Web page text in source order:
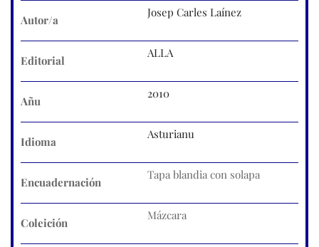
Autor/a
Josep Carles Laínez
Editorial
ALLA
Añu
2010
Idioma
Asturianu
Encuadernación
Tapa blandia con solapa
Coleición
Mázcara